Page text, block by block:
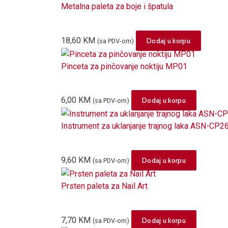
Metalna paleta za boje i špatula
18,60 KM (sa PDV-om) Dodaj u korpu
Pinceta za pinčovanje noktiju MP01
6,00 KM (sa PDV-om) Dodaj u korpu
Instrument za uklanjanje trajnog laka ASN-
9,60 KM (sa PDV-om) Dodaj u korpu
Prsten paleta za Nail Art
7,70 KM (sa PDV-om) Dodaj u korpu